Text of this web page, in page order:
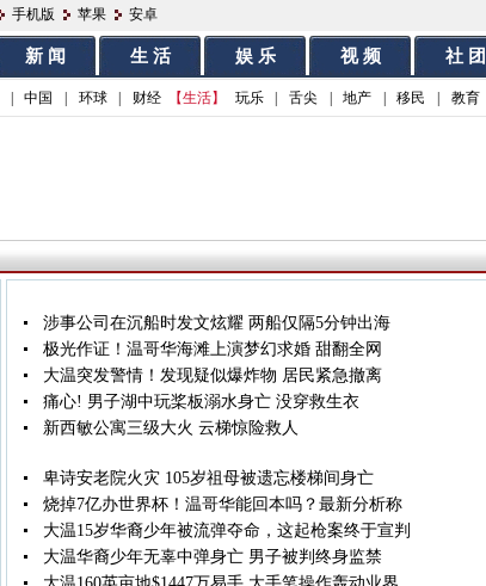
手机版 苹果 安卓
新 闻 生 活 娱 乐 视 频 社 团
中国 环球 财经 【生活】 玩乐 舌尖 地产 移民 教育
涉事公司在沉船时发文炫耀 两船仅隔5分钟出海
极光作证！温哥华海滩上演梦幻求婚 甜翻全网
大温突发警情！发现疑似爆炸物 居民紧急撤离
痛心! 男子湖中玩桨板溺水身亡 没穿救生衣
新西敏公寓三级大火 云梯惊险救人
卑诗安老院火灾 105岁祖母被遗忘楼梯间身亡
烧掉7亿办世界杯！温哥华能回本吗？最新分析称
大温15岁华裔少年被流弹夺命，这起枪案终于宣判
大温华裔少年无辜中弹身亡 男子被判终身监禁